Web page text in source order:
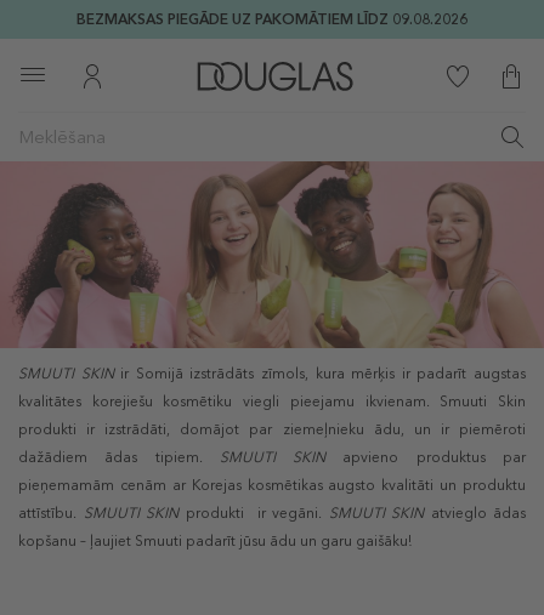
BEZMAKSAS PIEGĀDE UZ PAKOMĀTIEM LĪDZ 09.08.2026
SMUUTI SKINir Somijā izstrādāts zīmols, kura mērķis ir padarīt augstas
kvalitātes korejiešu kosmētiku viegli pieejamu ikvienam. Smuuti Skin
produkti ir izstrādāti, domājot par ziemeļnieku ādu, un ir piemēroti
dažādiem ādas tipiem. SMUUTI SKINapvieno produktus par
pieņemamām cenām ar Korejas kosmētikas augsto kvalitāti un produktu
attīstību. SMUUTI SKINprodukti ir vegāni. SMUUTI SKIN atvieglo ādas
kopšanu – ļaujiet Smuuti padarīt jūsu ādu un garu gaišāku!